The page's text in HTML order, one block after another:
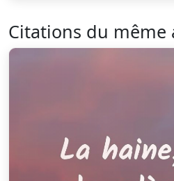
Citations du même